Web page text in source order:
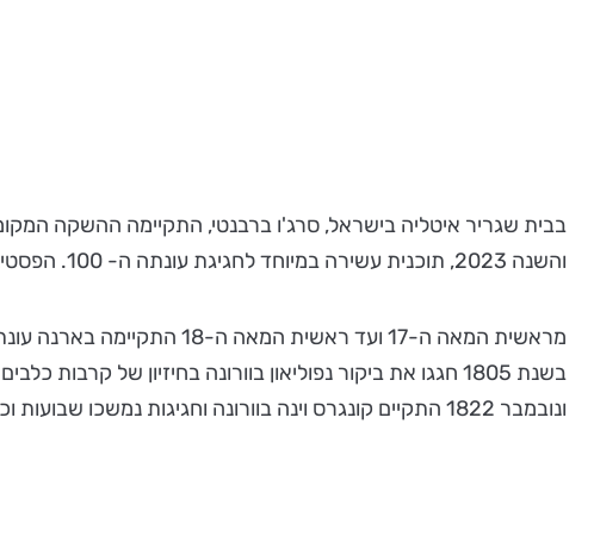
בבית שגריר איטליה בישראל, סרג'ו ברבנטי, התקיימה ההשקה
והשנה 2023, תוכנית עשירה במיוחד לחגיגת עונתה ה- 100. הפסטיבל התחיל ביוני וימשך 3 חודשים עד מחצית ספטמבר, עם 49 מופעים מגוונים ומרהיבים.
מראשית המאה ה-17 ועד
בשנת 1805 חגגו את ביקור נפוליאון בוורונה בחיזיון
ונובמבר 1822 התקיים קונגרס וינה בוורונה וחגיגות נמשכו שבועות וכללו יצירה בשם "הברית הקדושה" מאת ג'ואקינו רוסיני ובניצוחו.